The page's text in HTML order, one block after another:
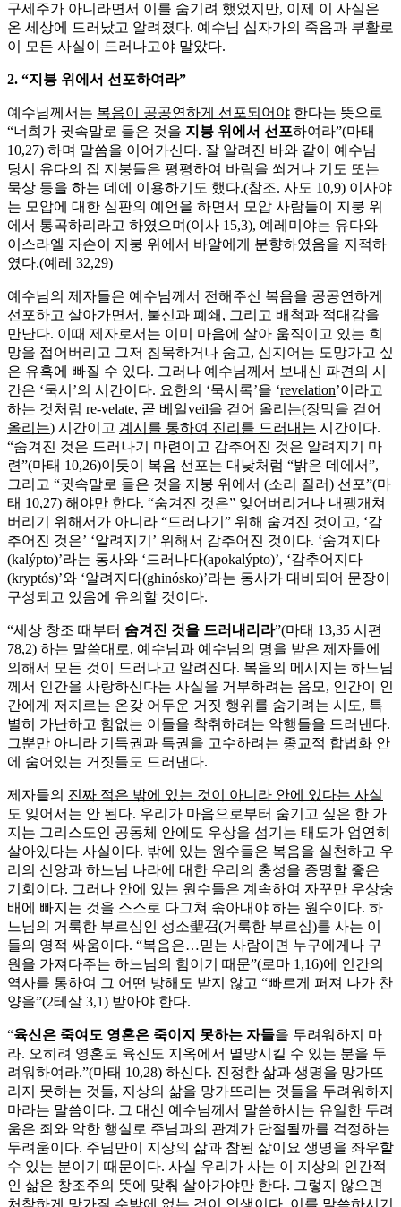
구세주가 아니라면서 이를 숨기려 했었지만, 이제 이 사실은
온 세상에 드러났고 알려졌다. 예수님 십자가의 죽음과 부활로
이 모든 사실이 드러나고야 말았다.
2. “지붕 위에서 선포하여라”
예수님께서는 복음이 공공연하게 선포되어야 한다는 뜻으로
“너희가 귓속말로 들은 것을 지붕 위에서 선포하여라”(마태
10,27) 하며 말씀을 이어가신다. 잘 알려진 바와 같이 예수님
당시 유다의 집 지붕들은 평평하여 바람을 쐬거나 기도 또는
묵상 등을 하는 데에 이용하기도 했다.(참조. 사도 10,9) 이사야
는 모압에 대한 심판의 예언을 하면서 모압 사람들이 지붕 위
에서 통곡하리라고 하였으며(이사 15,3), 예레미야는 유다와
이스라엘 자손이 지붕 위에서 바알에게 분향하였음을 지적하
였다.(예레 32,29)
예수님의 제자들은 예수님께서 전해주신 복음을 공공연하게
선포하고 살아가면서, 불신과 폐쇄, 그리고 배척과 적대감을
만난다. 이때 제자로서는 이미 마음에 살아 움직이고 있는 희
망을 접어버리고 그저 침묵하거나 숨고, 심지어는 도망가고 싶
은 유혹에 빠질 수 있다. 그러나 예수님께서 보내신 파견의 시
간은 ‘묵시’의 시간이다. 요한의 ‘묵시록’을 ‘revelation’이라고
하는 것처럼 re-velate, 곧 베일veil을 걷어 올리는(장막을 걷어
올리는) 시간이고 계시를 통하여 진리를 드러내는 시간이다.
“숨겨진 것은 드러나기 마련이고 감추어진 것은 알려지기 마
련”(마태 10,26)이듯이 복음 선포는 대낮처럼 “밝은 데에서”,
그리고 “귓속말로 들은 것을 지붕 위에서 (소리 질러) 선포”(마
태 10,27) 해야만 한다. “숨겨진 것은” 잊어버리거나 내팽개쳐
버리기 위해서가 아니라 “드러나기” 위해 숨겨진 것이고, ‘감
추어진 것은’ ‘알려지기’ 위해서 감추어진 것이다. ‘숨겨지다
(kalýpto)’라는 동사와 ‘드러나다(apokalýpto)’, ‘감추어지다
(kryptós)’와 ‘알려지다(ghinósko)’라는 동사가 대비되어 문장이
구성되고 있음에 유의할 것이다.
“세상 창조 때부터 숨겨진 것을 드러내리라”(마태 13,35 시편
78,2) 하는 말씀대로, 예수님과 예수님의 명을 받은 제자들에
의해서 모든 것이 드러나고 알려진다. 복음의 메시지는 하느님
께서 인간을 사랑하신다는 사실을 거부하려는 음모, 인간이 인
간에게 저지르는 온갖 어두운 거짓 행위를 숨기려는 시도, 특
별히 가난하고 힘없는 이들을 착취하려는 악행들을 드러낸다.
그뿐만 아니라 기득권과 특권을 고수하려는 종교적 합법화 안
에 숨어있는 거짓들도 드러낸다.
제자들의 진짜 적은 밖에 있는 것이 아니라 안에 있다는 사실
도 잊어서는 안 된다. 우리가 마음으로부터 숨기고 싶은 한 가
지는 그리스도인 공동체 안에도 우상을 섬기는 태도가 엄연히
살아있다는 사실이다. 밖에 있는 원수들은 복음을 실천하고 우
리의 신앙과 하느님 나라에 대한 우리의 충성을 증명할 좋은
기회이다. 그러나 안에 있는 원수들은 계속하여 자꾸만 우상숭
배에 빠지는 것을 스스로 다그쳐 솎아내야 하는 원수이다. 하
느님의 거룩한 부르심인 성소聖召(거룩한 부르심)를 사는 이
들의 영적 싸움이다. “복음은…믿는 사람이면 누구에게나 구
원을 가져다주는 하느님의 힘이기 때문”(로마 1,16)에 인간의
역사를 통하여 그 어떤 방해도 받지 않고 “빠르게 퍼져 나가 찬
양을”(2테살 3,1) 받아야 한다.
“육신은 죽여도 영혼은 죽이지 못하는 자들을 두려워하지 마
라. 오히려 영혼도 육신도 지옥에서 멸망시킬 수 있는 분을 두
려워하여라.”(마태 10,28) 하신다. 진정한 삶과 생명을 망가뜨
리지 못하는 것들, 지상의 삶을 망가뜨리는 것들을 두려워하지
마라는 말씀이다. 그 대신 예수님께서 말씀하시는 유일한 두려
움은 죄와 악한 행실로 주님과의 관계가 단절될까를 걱정하는
두려움이다. 주님만이 지상의 삶과 참된 삶이요 생명을 좌우할
수 있는 분이기 때문이다. 사실 우리가 사는 이 지상의 인간적
인 삶은 창조주의 뜻에 맞춰 살아가야만 한다. 그렇지 않으면